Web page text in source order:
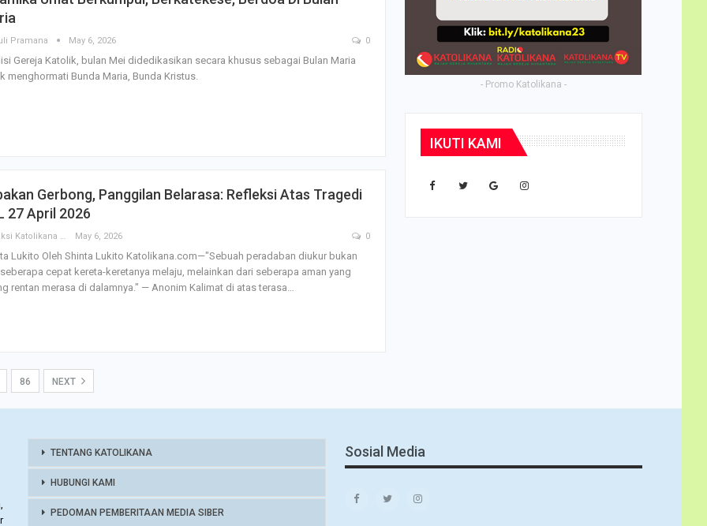
Pramana May 6, 2026 0
Gereja Katolik, bulan Mei didedikasikan secara khusus sebagai Bulan Maria
menghormati Bunda Maria, Bunda Kristus.
Gerbong, Panggilan Belarasa: Refleksi Atas Tragedi
27 April 2026
May 6, 2026 0
Lukito Oleh Shinta Lukito Katolikana.com—"Sebuah peradaban diukur bukan
cepat kereta-keretanya melaju, melainkan dari seberapa aman yang
rentan merasa di dalamnya." — Anonim Kalimat di atas terasa
86 NEXT
- Promo Katolikana -
IKUTI KAMI
TENTANG KATOLIKANA
HUBUNGI KAMI
PEDOMAN PEMBERITAAN MEDIA SIBER
Sosial Media